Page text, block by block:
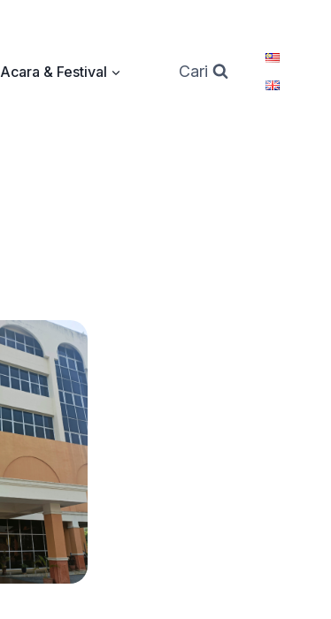
Acara & Festival Cari